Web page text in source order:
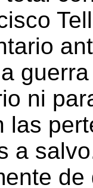
ni
las
a